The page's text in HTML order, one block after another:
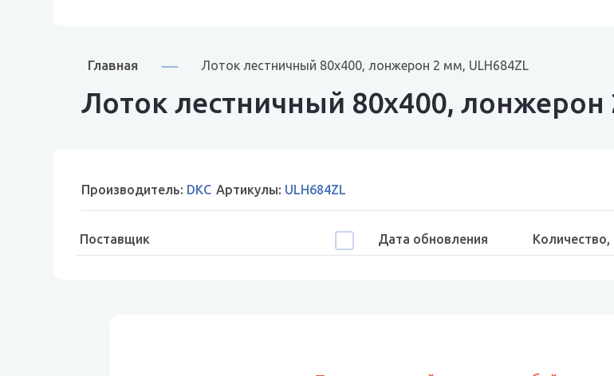
Главная Лоток лестничный 80х400, лонжерон 2 мм, ULH684ZL
Лоток лестничный 80х400, лонжерон
Производитель: DKC Артикулы: ULH684ZL
Поставщик Дата обновления